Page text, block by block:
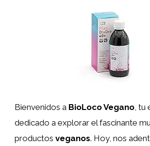
Bienvenidos a BioLoco Vegano, tu
dedicado a explorar el fascinante
productos veganos. Hoy, nos